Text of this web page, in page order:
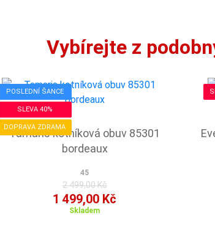
Vybírejte z
POSLEDNÍ ŠANCE
SLEVA 40%
DOPRAVA ZDRAMA
Tamaris kotníková obuv 85301
bordeaux
45
2 499,00 Kč
1 499,00 Kč
Skladem